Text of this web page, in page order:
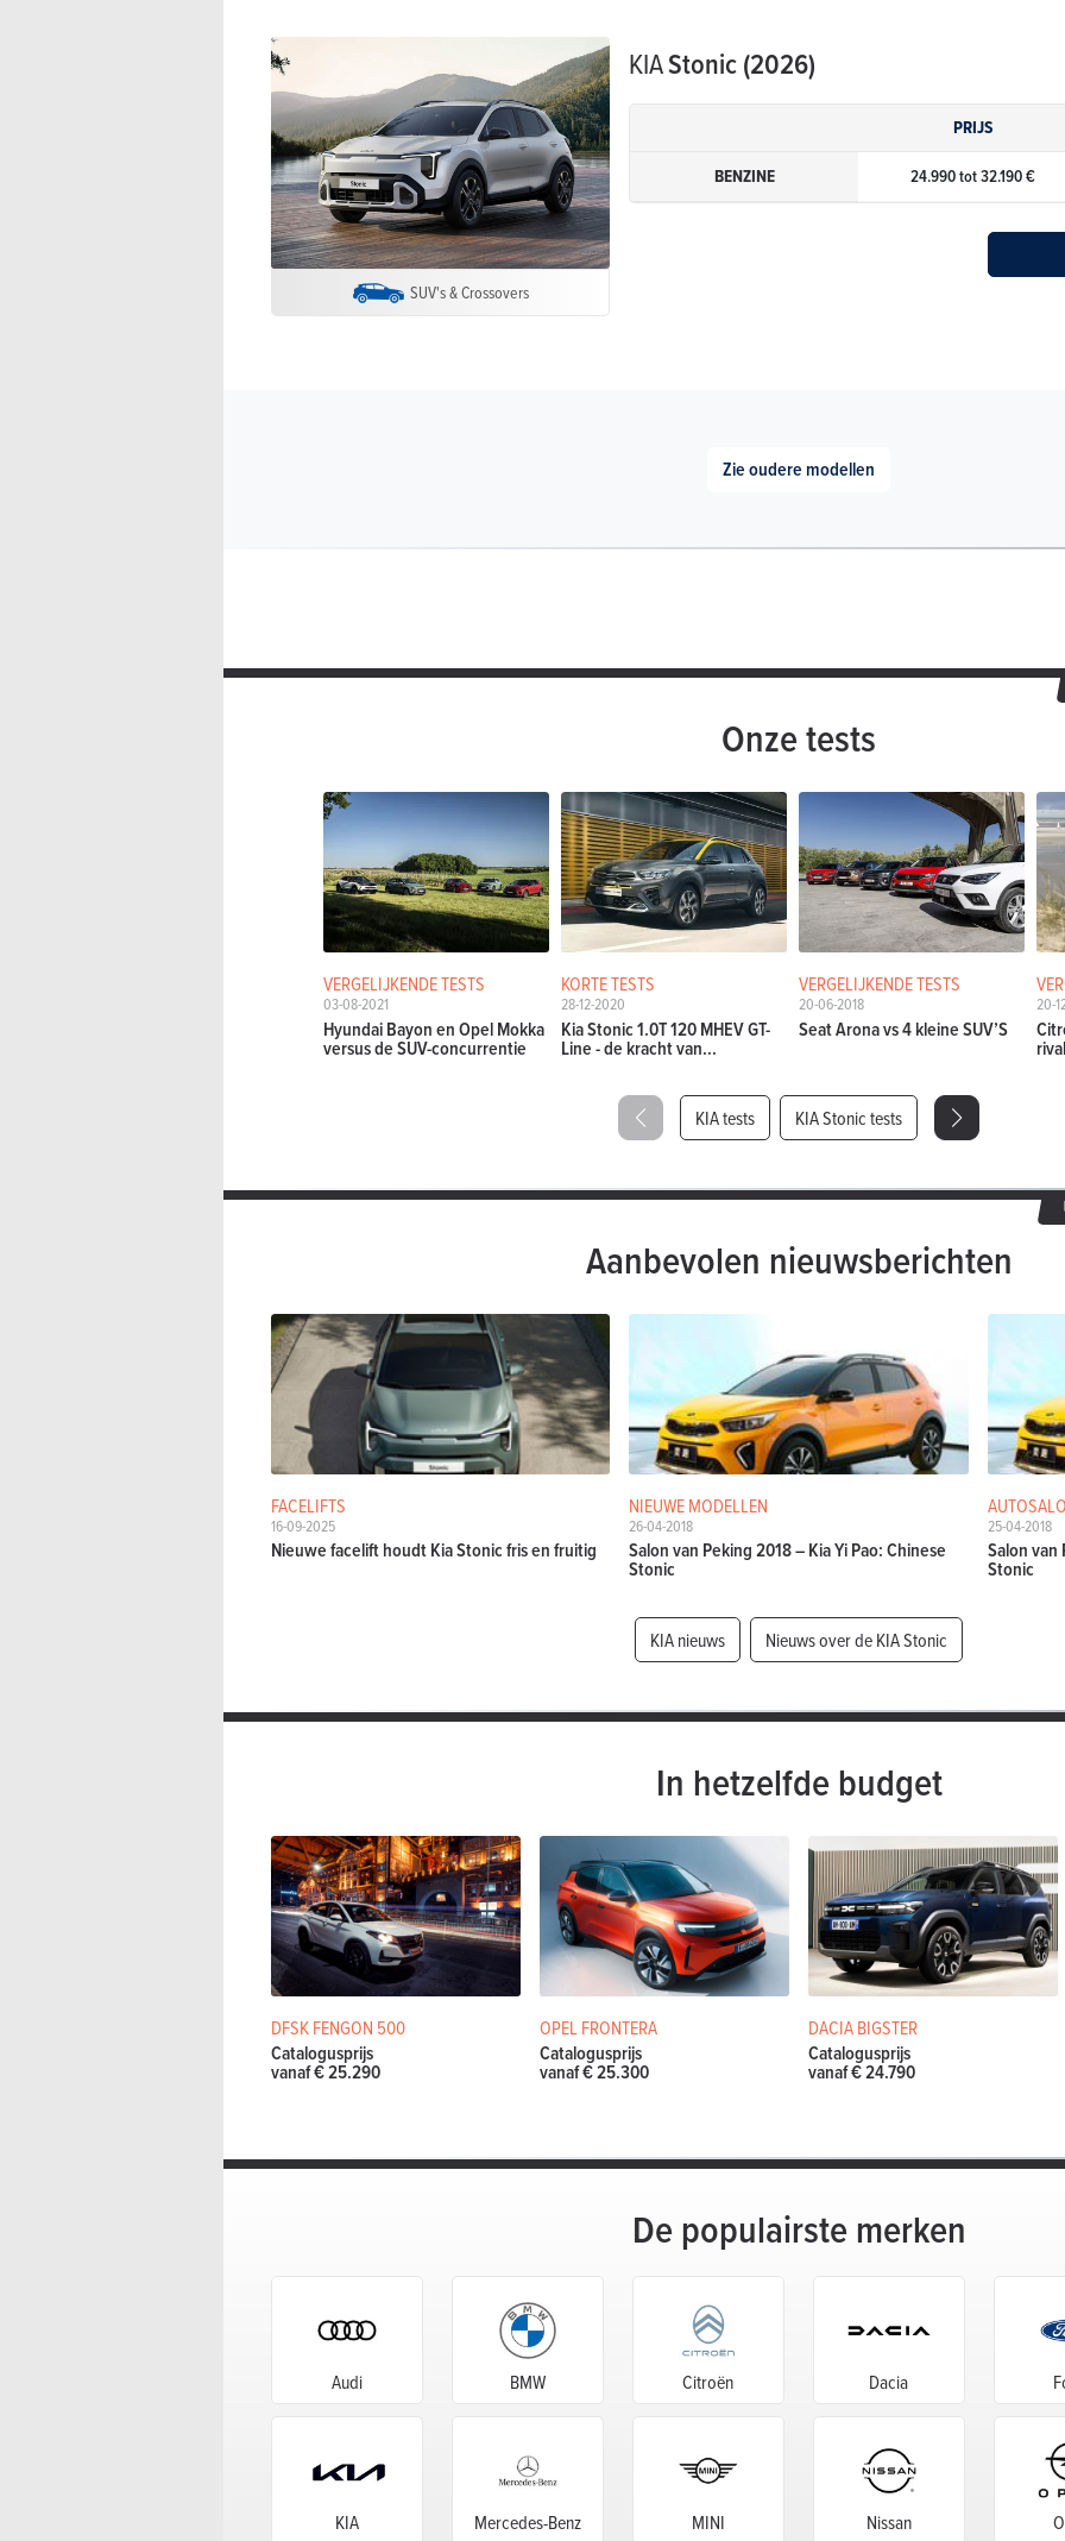
SUV's & Crossovers
KIAStonic (2026)
PRIJS
BENZINE
24.990 tot 32.190 €
Zie oudere modellen
Onze tests
VERGELIJKENDE TESTS
03-08-2021
Hyundai Bayon en Opel Mokka
versus de SUV-concurrentie
KORTE TESTS
28-12-2020
Kia Stonic 1.0T 120 MHEV GT-
Line - de kracht van...
VERGELIJKENDE TESTS
20-06-2018
Seat Arona vs 4 kleine SUV’S
20-
KIA tests KIA Stonic tests
Aanbevolen nieuwsberichten
FACELIFTS
16-09-2025
Nieuwe facelift houdt Kia Stonic fris en fruitig
NIEUWE MODELLEN
26-04-2018
Salon van Peking 2018 – Kia Yi Pao: Chinese
Stonic
25-04-2018
Salon van
Stonic
KIA nieuws Nieuws over de KIA Stonic
In hetzelfde budget
DFSK FENGON 500
Catalogusprijs
vanaf € 25.290
OPEL FRONTERA
Catalogusprijs
vanaf € 25.300
DACIA BIGSTER
Catalogusprijs
vanaf € 24.790
De populairste merken
Audi BMW Citroën Dacia
KIA Mercedes-Benz MINI Nissan